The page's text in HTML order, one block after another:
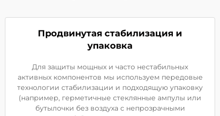
Продвинутая стабилизация и
упаковка
Для защиты мощных и часто нестабильных
активных компонентов мы используем передовые
технологии стабилизации и подходящую упаковку
(например, герметичные стеклянные ампулы или
бутылочки без воздуха с непрозрачными